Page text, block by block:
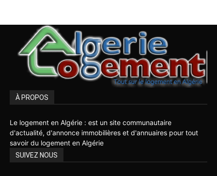
À PROPOS
Le logement en Algérie : est un site communautaire
d'actualité, d'annonce immobilières et d'annuaires pour tout
savoir du logement en Algérie
SUIVEZ NOUS